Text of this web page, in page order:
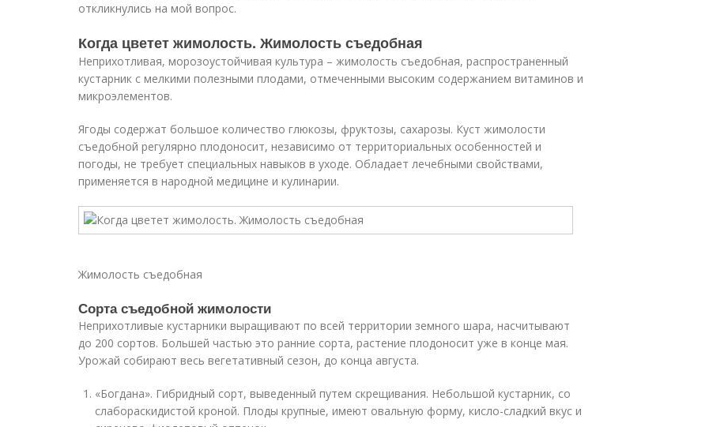
откликнулись на мой вопрос.
Когда цветет жимолость. Жимолость съедобная
Неприхотливая, морозоустойчивая культура – жимолость съедобная, распространенный
кустарник с мелкими полезными плодами, отмеченными высоким содержанием витаминов и
микроэлементов.
Ягоды содержат большое количество глюкозы, фруктозы, сахарозы. Куст жимолости
съедобной регулярно плодоносит, независимо от территориальных особенностей и
погоды, не требует специальных навыков в уходе. Обладает лечебными свойствами,
применяется в народной медицине и кулинарии.
Жимолость съедобная
Сорта съедобной жимолости
Неприхотливые кустарники выращивают по всей территории земного шара, насчитывают
до 200 сортов. Большей частью это ранние сорта, растение плодоносит уже в конце мая.
Урожай собирают весь вегетативный сезон, до конца августа.
«Богдана». Гибридный сорт, выведенный путем скрещивания. Небольшой кустарник, со
слабораскидистой кроной. Плоды крупные, имеют овальную форму, кисло-сладкий вкус и